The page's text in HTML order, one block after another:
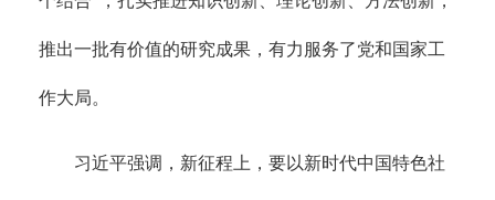
推出一批有价值的研究成果，有力服务了党和国家工
作大局。
习近平强调，新征程上，要以新时代中国特色社